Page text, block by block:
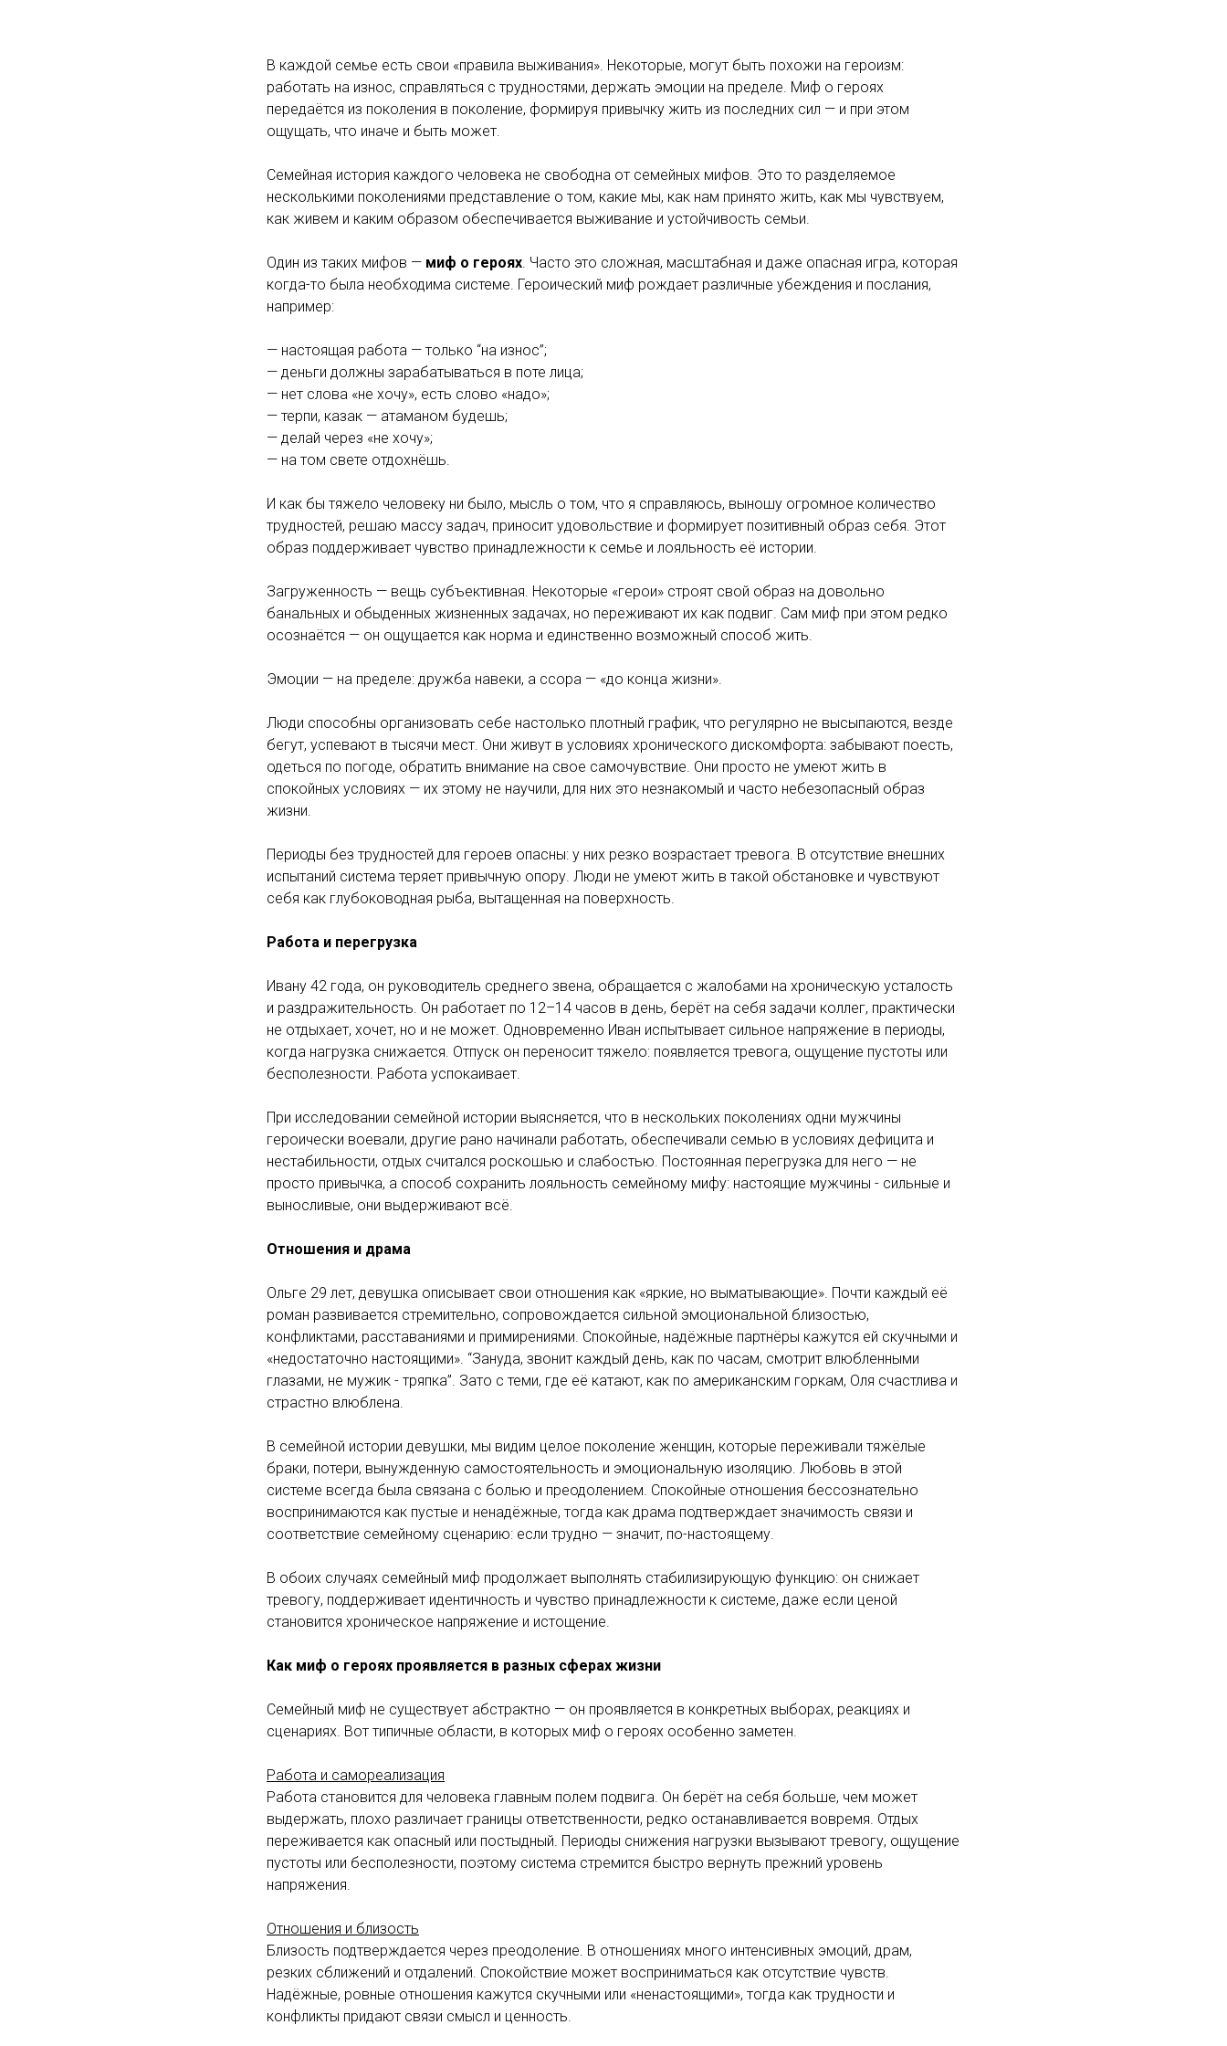
В каждой семье есть свои «правила выживания». Некоторые, могут быть похожи на героизм:
работать на износ, справляться с трудностями, держать эмоции на пределе. Миф о героях
передаётся из поколения в поколение, формируя привычку жить из последних сил — и при этом
ощущать, что иначе и быть может.
Семейная история каждого человека не свободна от семейных мифов. Это то разделяемое
несколькими поколениями представление о том, какие мы, как нам принято жить, как мы чувствуем,
как живем и каким образом обеспечивается выживание и устойчивость семьи.
Один из таких мифов — миф о героях. Часто это сложная, масштабная и даже опасная игра, которая
когда-то была необходима системе. Героический миф рождает различные убеждения и послания,
например:
— настоящая работа — только “на износ”;
— деньги должны зарабатываться в поте лица;
— нет слова «не хочу», есть слово «надо»;
— терпи, казак — атаманом будешь;
— делай через «не хочу»;
— на том свете отдохнёшь.
И как бы тяжело человеку ни было, мысль о том, что я справляюсь, выношу огромное количество
трудностей, решаю массу задач, приносит удовольствие и формирует позитивный образ себя. Этот
образ поддерживает чувство принадлежности к семье и лояльность её истории.
Загруженность — вещь субъективная. Некоторые «герои» строят свой образ на довольно
банальных и обыденных жизненных задачах, но переживают их как подвиг. Сам миф при этом редко
осознаётся — он ощущается как норма и единственно возможный способ жить.
Эмоции — на пределе: дружба навеки, а ссора — «до конца жизни».
Люди способны организовать себе настолько плотный график, что регулярно не высыпаются, везде
бегут, успевают в тысячи мест. Они живут в условиях хронического дискомфорта: забывают поесть,
одеться по погоде, обратить внимание на свое самочувствие. Они просто не умеют жить в
спокойных условиях — их этому не научили, для них это незнакомый и часто небезопасный образ
жизни.
Периоды без трудностей для героев опасны: у них резко возрастает тревога. В отсутствие внешних
испытаний система теряет привычную опору. Люди не умеют жить в такой обстановке и чувствуют
себя как глубоководная рыба, вытащенная на поверхность.
Работа и перегрузка
Ивану 42 года, он руководитель среднего звена, обращается с жалобами на хроническую усталость
и раздражительность. Он работает по 12–14 часов в день, берёт на себя задачи коллег, практически
не отдыхает, хочет, но и не может. Одновременно Иван испытывает сильное напряжение в периоды,
когда нагрузка снижается. Отпуск он переносит тяжело: появляется тревога, ощущение пустоты или
бесполезности. Работа успокаивает.
При исследовании семейной истории выясняется, что в нескольких поколениях одни мужчины
героически воевали, другие рано начинали работать, обеспечивали семью в условиях дефицита и
нестабильности, отдых считался роскошью и слабостью. Постоянная перегрузка для него — не
просто привычка, а способ сохранить лояльность семейному мифу: настоящие мужчины - сильные и
выносливые, они выдерживают всё.
Отношения и драма
Ольге 29 лет, девушка описывает свои отношения как «яркие, но выматывающие». Почти каждый её
роман развивается стремительно, сопровождается сильной эмоциональной близостью,
конфликтами, расставаниями и примирениями. Спокойные, надёжные партнёры кажутся ей скучными и
«недостаточно настоящими». “Зануда, звонит каждый день, как по часам, смотрит влюбленными
глазами, не мужик - тряпка”. Зато с теми, где её катают, как по американским горкам, Оля счастлива и
страстно влюблена.
В семейной истории девушки, мы видим целое поколение женщин, которые переживали тяжёлые
браки, потери, вынужденную самостоятельность и эмоциональную изоляцию. Любовь в этой
системе всегда была связана с болью и преодолением. Спокойные отношения бессознательно
воспринимаются как пустые и ненадёжные, тогда как драма подтверждает значимость связи и
соответствие семейному сценарию: если трудно — значит, по-настоящему.
В обоих случаях семейный миф продолжает выполнять стабилизирующую функцию: он снижает
тревогу, поддерживает идентичность и чувство принадлежности к системе, даже если ценой
становится хроническое напряжение и истощение.
Как миф о героях проявляется в разных сферах жизни
Семейный миф не существует абстрактно — он проявляется в конкретных выборах, реакциях и
сценариях. Вот типичные области, в которых миф о героях особенно заметен.
Работа и самореализация
Работа становится для человека главным полем подвига. Он берёт на себя больше, чем может
выдержать, плохо различает границы ответственности, редко останавливается вовремя. Отдых
переживается как опасный или постыдный. Периоды снижения нагрузки вызывают тревогу, ощущение
пустоты или бесполезности, поэтому система стремится быстро вернуть прежний уровень
напряжения.
Отношения и близость
Близость подтверждается через преодоление. В отношениях много интенсивных эмоций, драм,
резких сближений и отдалений. Спокойствие может восприниматься как отсутствие чувств.
Надёжные, ровные отношения кажутся скучными или «ненастоящими», тогда как трудности и
конфликты придают связи смысл и ценность.